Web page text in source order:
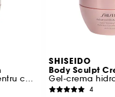
Crema hidratanta pentru corp
SHISEIDO
Body Sculpt
Gel-crema
4